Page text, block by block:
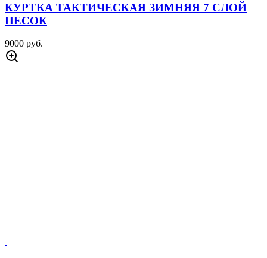
КУРТКА ТАКТИЧЕСКАЯ ЗИМНЯЯ 7 СЛОЙ
ПЕСОК
9000 руб.